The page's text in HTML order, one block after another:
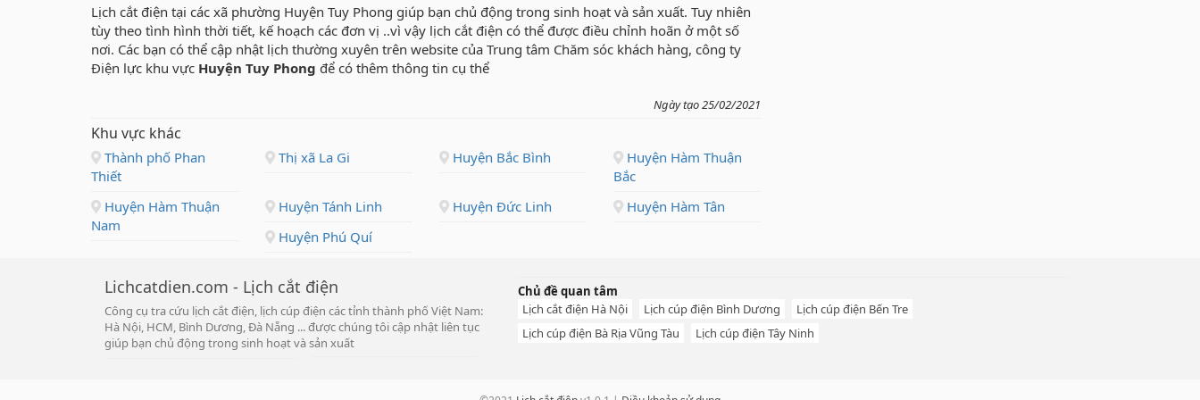
Lịch cắt điện tại các xã phường Huyện Tuy Phong giúp bạn chủ động trong sinh hoạt và sản xuất. Tuy nhiên
tùy theo tình hình thời tiết, kế hoạch các đơn vị ..vì vậy lịch cắt điện có thể được điều chỉnh hoãn ở một số
nơi. Các bạn có thể cập nhật lịch thường xuyên trên website của Trung tâm Chăm sóc khách hàng, công ty
Điện lực khu vực Huyện Tuy Phong để có thêm thông tin cụ thể
Ngày tạo 25/02/2021
Khu vực khác
Thành phố Phan
Thiết
Thị xã La Gi Huyện Bắc Bình
Huyện Hàm Thuận
Bắc
Huyện Hàm Thuận
Nam
Huyện Tánh Linh Huyện Đức Linh
Huyện Hàm Tân
Huyện Phú Quí
Lichcatdien.com - Lịch cắt điện
Công cụ tra cứu lịch cắt điện, lịch cúp điện các tỉnh thành phố Việt Nam:
Hà Nội, HCM, Bình Dương, Đà Nẵng ... được chúng tôi cập nhật liên tục
giúp bạn chủ động trong sinh hoạt và sản xuất
Chủ đề quan tâm
Lịch cắt điện Hà Nội
Lịch cúp điện Bình Dương
Lịch cúp điện Bến Tre
Lịch cúp điện Bà Rịa Vũng Tàu
Lịch cúp điện Tây Ninh